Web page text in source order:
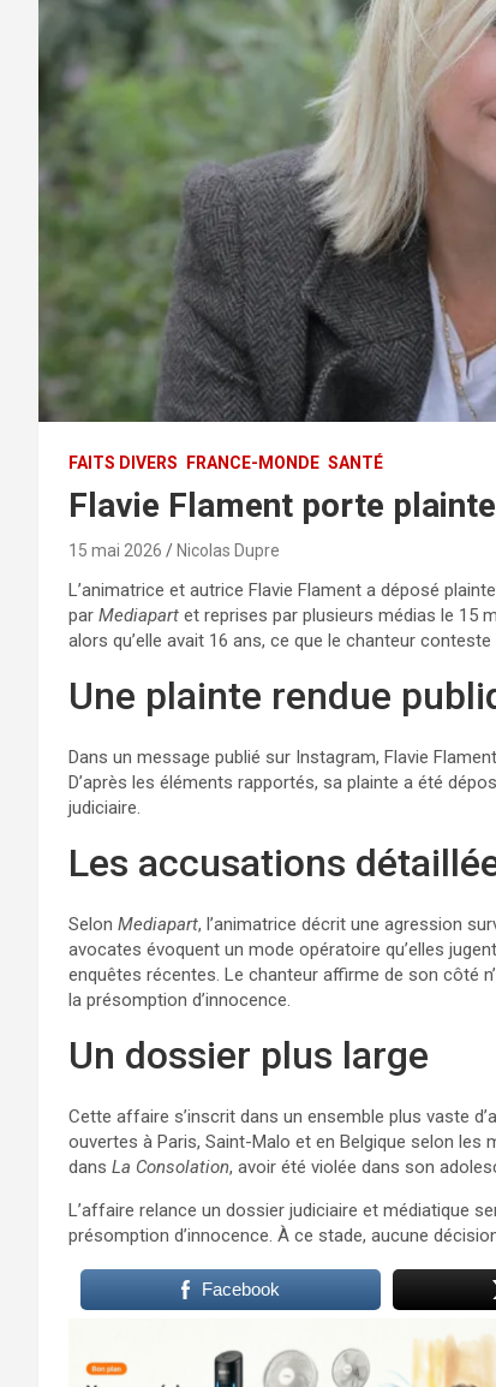
FAITS DIVERS FRANCE-MONDE SANTÉ
Flavie Flament porte
15 mai 2026 Nicolas Dupre
L’animatrice et autrice Flavie Flament a déposé
par Mediapart et reprises par plusieurs médias le 15
alors qu’elle avait 16 ans, ce que le chanteur
Une plainte rendue
Dans un message publié sur Instagram, Flavie
D’après les éléments rapportés, sa plainte a été
judiciaire.
Les accusations
Selon Mediapart, l’animatrice décrit une agression
avocates évoquent un mode opératoire qu’elles
enquêtes récentes. Le chanteur affirme de son côté
la présomption d’innocence.
Un dossier plus large
Cette affaire s’inscrit dans un ensemble plus vaste
ouvertes à Paris, Saint-Malo et en Belgique selon les
dans La Consolation, avoir été violée dans son
L’affaire relance un dossier judiciaire et médiatique
présomption d’innocence. À ce stade, aucune
Facebook